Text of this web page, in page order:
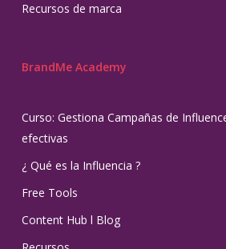
Recursos de marca
BrandMe Academy
Curso: Gestiona Campañas de
efectivas
¿ Qué es la Influencia ?
Free Tools
Content Hub l Blog